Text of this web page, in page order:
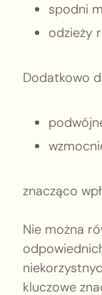
spodni
odzieży
Dodatkowo
znacząco
Nie można
kluczowe